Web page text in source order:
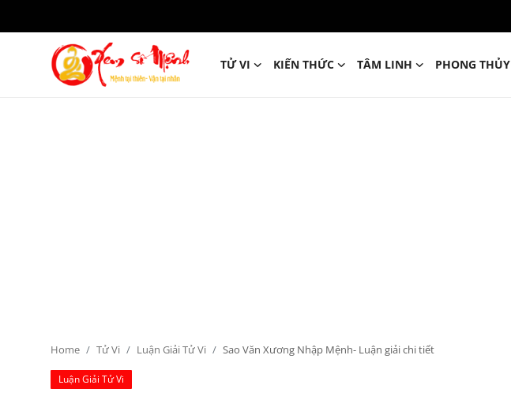
TỬ VI KIẾN THỨC TÂM LINH PHONG THỦY
Xem Bói
Home Tử Vi Luận Giải Tử Vi Sao Văn Xương Nhập Mệnh- Luận giải chi tiết
Luận Giải Tử Vi